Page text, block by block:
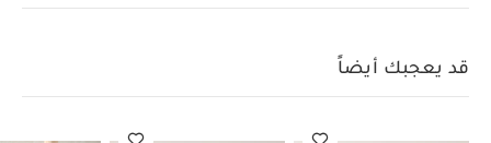
يعجبك أيضاً:
طقم ألبسة قطعة واحدة بأكمام قصيرة قماش عضوي
بلون أبيض - 5 قطع
بدلة سباحة بنقشة فراولة
قد يعجبك أيضاً